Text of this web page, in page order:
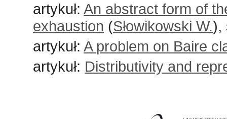
artykuł: An abstract form of
exhaustion (Słowikowski W.),
artykuł: A problem on Baire
artykuł: Distributivity and